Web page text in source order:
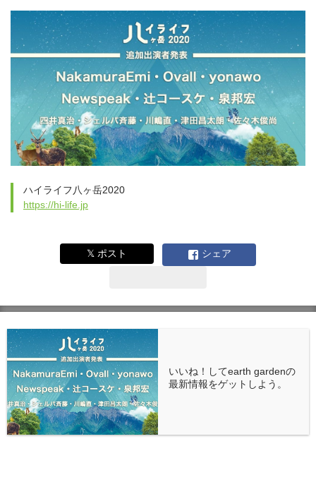
ハイライフ八ヶ岳2020
https://hi-life.jp
𝕏 ポスト シェア
いいね！してearth gardenの
最新情報をゲットしよう。